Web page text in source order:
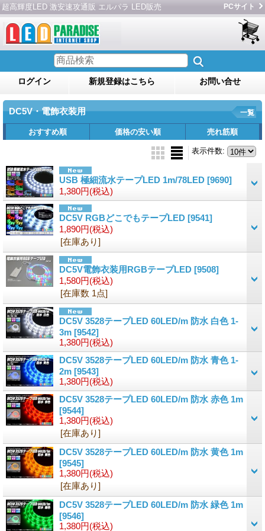
超高輝度LED 激安速攻通販 エルパラ LED販売 PCサイト
ログイン 新規登録はこちら お問い合せ
DC5V・電飾衣装用 一覧
おすすめ順 価格の安い順 売れ筋順
表示件数:
USB 極細流水テープLED 1m/78LED [9690]
1,380円(税込)
DC5V RGBどこでもテープLED [9541]
1,890円(税込)
[在庫あり]
DC5V電飾衣装用RGBテープLED [9508]
1,580円(税込)
[在庫数 1点]
DC5V 3528テープLED 60LED/m 防水 白色 1-
3m [9542]
1,380円(税込)
DC5V 3528テープLED 60LED/m 防水 青色 1-
2m [9543]
1,380円(税込)
DC5V 3528テープLED 60LED/m 防水 赤色 1m
[9544]
1,380円(税込)
[在庫あり]
DC5V 3528テープLED 60LED/m 防水 黄色 1m
[9545]
1,380円(税込)
[在庫あり]
DC5V 3528テープLED 60LED/m 防水 緑色 1m
[9546]
1,380円(税込)